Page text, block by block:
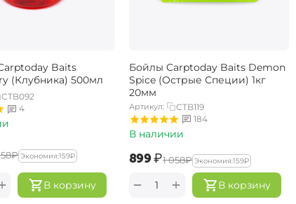
Baits
(Клубника) 500мл
CTB092
4
₽ Экономия:‍159‍₽
В корзину
Бойлы Carptoday Baits Demon
Spice (Острые Специи) 1кг
20мм
Артикул:
CTB119
184
В наличии
‍899‍₽‍1 058‍₽ Экономия:‍159‍₽
В корзину
+
−